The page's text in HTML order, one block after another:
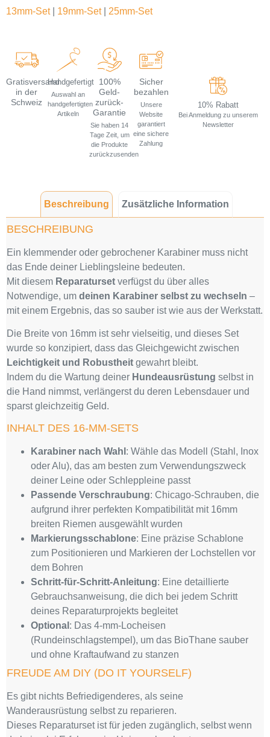
13mm-Set| 19mm-Set| 25mm-Set
Gratisversand
in der
Schweiz
Handgefertigt
Auswahl an
handgefertigten
Artikeln
100%
Geld-
zurück-
Garantie
Sie haben 14
Tage Zeit, um
die Produkte
zurückzusenden
Sicher
bezahlen
Unsere
Website
garantiert
eine sichere
Zahlung
10% Rabatt
Bei Anmeldung zu unserem
Newsletter
Beschreibung Zusätzliche Information
BESCHREIBUNG
Ein klemmender oder gebrochener Karabiner muss nicht
das Ende deiner Lieblingsleine bedeuten.
Mit diesem Reparaturset verfügst du über alles
Notwendige, um deinen Karabiner selbst zu wechseln –
mit einem Ergebnis, das so sauber ist wie aus der Werkstatt.
Die Breite von 16mm ist sehr vielseitig, und dieses Set
wurde so konzipiert, dass das Gleichgewicht zwischen
Leichtigkeit und Robustheit gewahrt bleibt.
Indem du die Wartung deiner Hundeausrüstung selbst in
die Hand nimmst, verlängerst du deren Lebensdauer und
sparst gleichzeitig Geld.
INHALT DES 16-MM-SETS
Karabiner nach Wahl : Wähle das Modell (Stahl, Inox
oder Alu), das am besten zum Verwendungszweck
deiner Leine oder Schleppleine passt
Passende Verschraubung: Chicago-Schrauben, die
aufgrund ihrer perfekten Kompatibilität mit 16mm
breiten Riemen ausgewählt wurden
Markierungsschablone: Eine präzise Schablone
zum Positionieren und Markieren der Lochstellen vor
dem Bohren
Schritt-für-Schritt-Anleitung: Eine detaillierte
Gebrauchsanweisung, die dich bei jedem Schritt
deines Reparaturprojekts begleitet
Optional : Das 4-mm-Locheisen
(Rundeinschlagstempel), um das BioThane sauber
und ohne Kraftaufwand zu stanzen
FREUDE AM DIY (DO IT YOURSELF)
Es gibt nichts Befriedigenderes, als seine
Wanderausrüstung selbst zu reparieren.
Dieses Reparaturset ist für jeden zugänglich, selbst wenn